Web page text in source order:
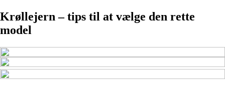
Krøllejern – tips til at vælge den rette
model